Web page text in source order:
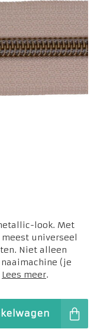
look. Met
universeel
Niet alleen
(je
Lees meer.